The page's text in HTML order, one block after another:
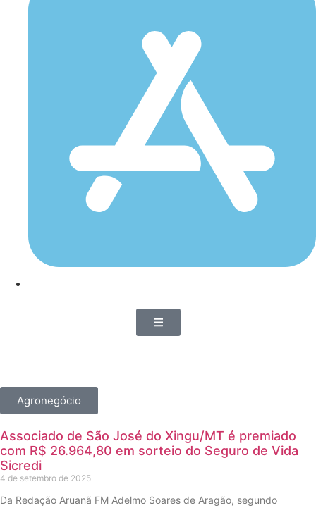
Agronegócio
Associado de São José do Xingu/MT é premiado
com R$ 26.964,80 em sorteio do Seguro de Vida
Sicredi
4 de setembro de 2025
Da Redação Aruanã FM Adelmo Soares de Aragão, segundo